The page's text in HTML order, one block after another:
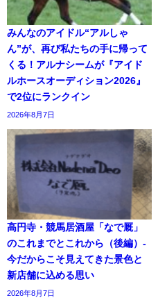
みんなのアイドル“アルしゃ
ん”が、再び私たちの手に帰って
くる！アルナシームが『アイド
ルホースオーディション2026』
で2位にランクイン
2026年8月7日
高円寺・競馬居酒屋「なで厩」
のこれまでとこれから（後編）-
今だからこそ見えてきた景色と
新店舗に込める思い
2026年8月7日